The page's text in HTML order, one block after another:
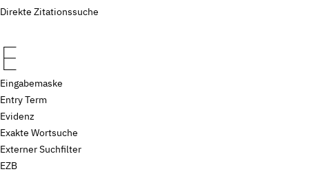
Direkte Zitationssuche
E
Eingabemaske
Entry Term
Evidenz
Exakte Wortsuche
Externer Suchfilter
EZB